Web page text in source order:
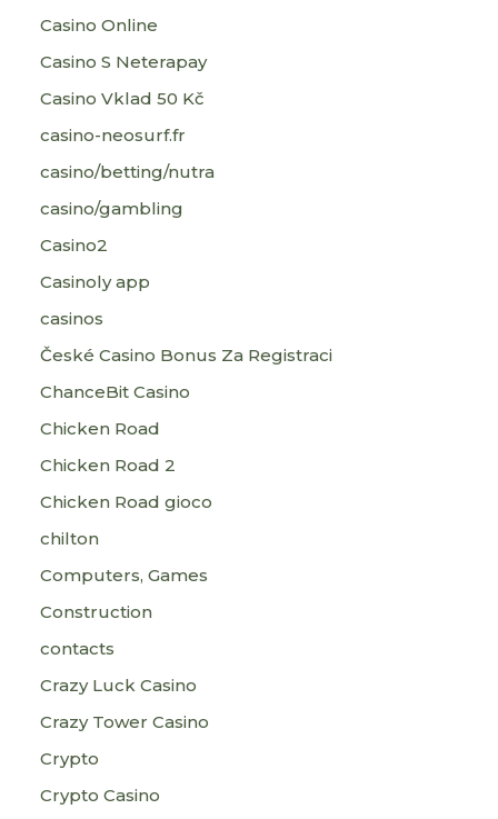
Casino Online
Casino S Neterapay
Casino Vklad 50 Kč
casino-neosurf.fr
casino/betting/nutra
casino/gambling
Casino2
Casinoly app
casinos
České Casino Bonus Za Registraci
ChanceBit Casino
Chicken Road
Chicken Road 2
Chicken Road gioco
chilton
Computers, Games
Construction
contacts
Crazy Luck Casino
Crazy Tower Сasino
Crypto
Crypto Casino